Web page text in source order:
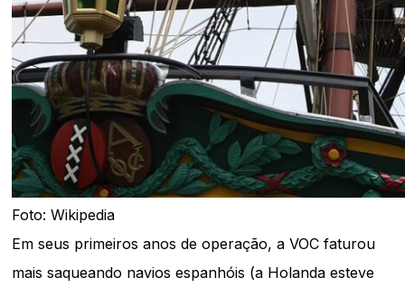
Foto: Wikipedia
Em seus primeiros anos de operação, a VOC faturou
mais saqueando navios espanhóis (a Holanda esteve